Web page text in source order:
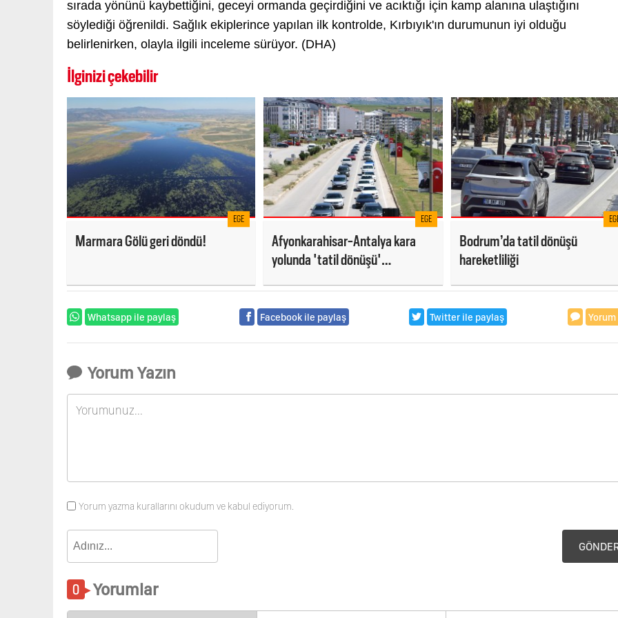
sırada yönünü kaybettiğini, geceyi ormanda geçirdiğini ve acıktığı için kamp alanına ulaştığını
söylediği öğrenildi. Sağlık ekiplerince yapılan ilk kontrolde, Kırbıyık'ın durumunun iyi olduğu
belirlenirken, olayla ilgili inceleme sürüyor. (DHA)
İlginizi çekebilir
EGE
Marmara Gölü geri döndü!
EGE
Afyonkarahisar-Antalya kara
yolunda 'tatil dönüşü'
Bodrum’da tatil dönüşü
hareketliliği
Whatsapp ile paylaş Facebook ile paylaş Twitter ile paylaş Yorum
Yorum Yazın
Yorum yazma kurallarını okudum ve kabul ediyorum.
Yorumlar